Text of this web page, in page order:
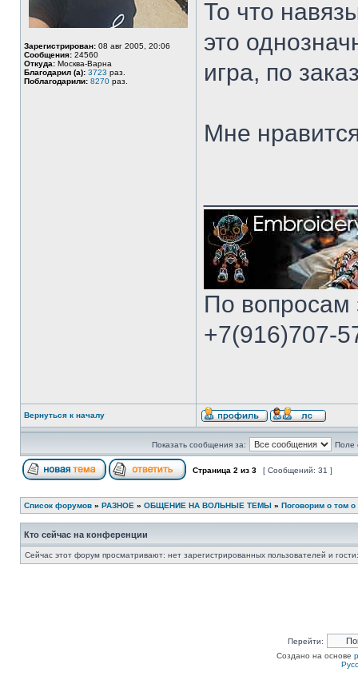
Зарегистрирован: 08 авг 2005, 20:06
Сообщения: 24560
Откуда: Москва-Варна
Благодарил (а): 3723 раз.
Поблагодарили: 8270 раз.
То что
это
игра, по
Мне
По вопросам
+7(916)707-
Вернуться к началу
Показать сообщения за: Поле
Страница 2 из 3 [ Сообщений: 31 ]
Список форумов » РАЗНОЕ » ОБЩЕНИЕ НА ВОЛЬНЫЕ ТЕМЫ » Поговорим о том о
Кто сейчас на конференции
Сейчас этот форум просматривают: нет зарегистрированных пользователей и
Перейти:
Создано на основе